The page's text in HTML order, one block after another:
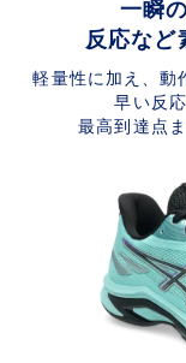
一瞬
反応など
軽量性に加え、動
早い反
最高到達点